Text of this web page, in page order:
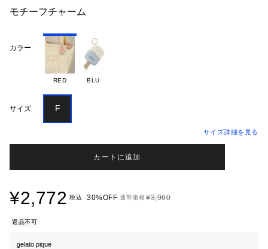
モチーフチャーム
カラー
RED BLU
サイズ F
サイズ詳細を見る
カートに追加
¥2,772 税込 30%OFF 通常価格¥3,960
返品不可
gelato pique